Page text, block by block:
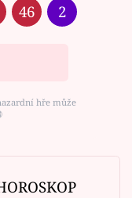
46 2
hře může